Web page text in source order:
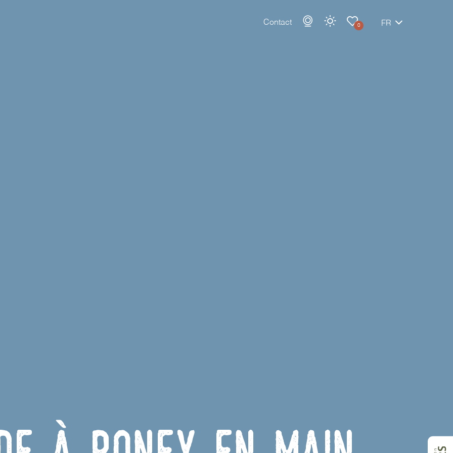
Contact 0 FR